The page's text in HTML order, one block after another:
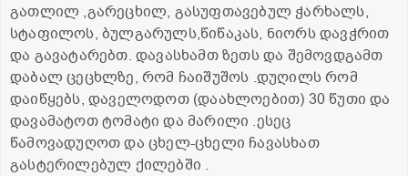
გათლილ ,გარეცხილ, გასუფთავებულ ჭარხალს,
სტაფილოს, ბულგარულს,წიწაკას, ნიორს დავჭრით
და გავატარებთ. დავასხამთ ზეთს და შემოვდგამთ
დაბალ ცეცხლზე, რომ ჩაიშუშოს .დუღილს რომ
დაიწყებს, დაველოდოთ (დაახლოებით) 30 წუთი და
დავამატოთ ტომატი და მარილი .ესეც
წამოვადუღოთ და ცხელ-ცხელი ჩავასხათ
გასტერილებულ ქილებში .